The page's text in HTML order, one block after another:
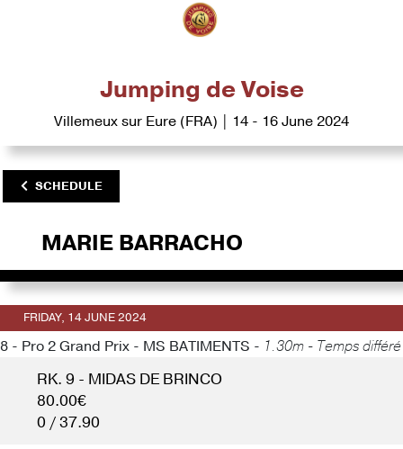
Jumping de Voise
Villemeux sur Eure (FRA) | 14 - 16 June 2024
SCHEDULE
MARIE BARRACHO
FRIDAY, 14 JUNE 2024
8 - Pro 2 Grand Prix - MS BATIMENTS - 1.30m - Temps différé
RK. 9 - MIDAS DE BRINCO
80.00€
0 / 37.90